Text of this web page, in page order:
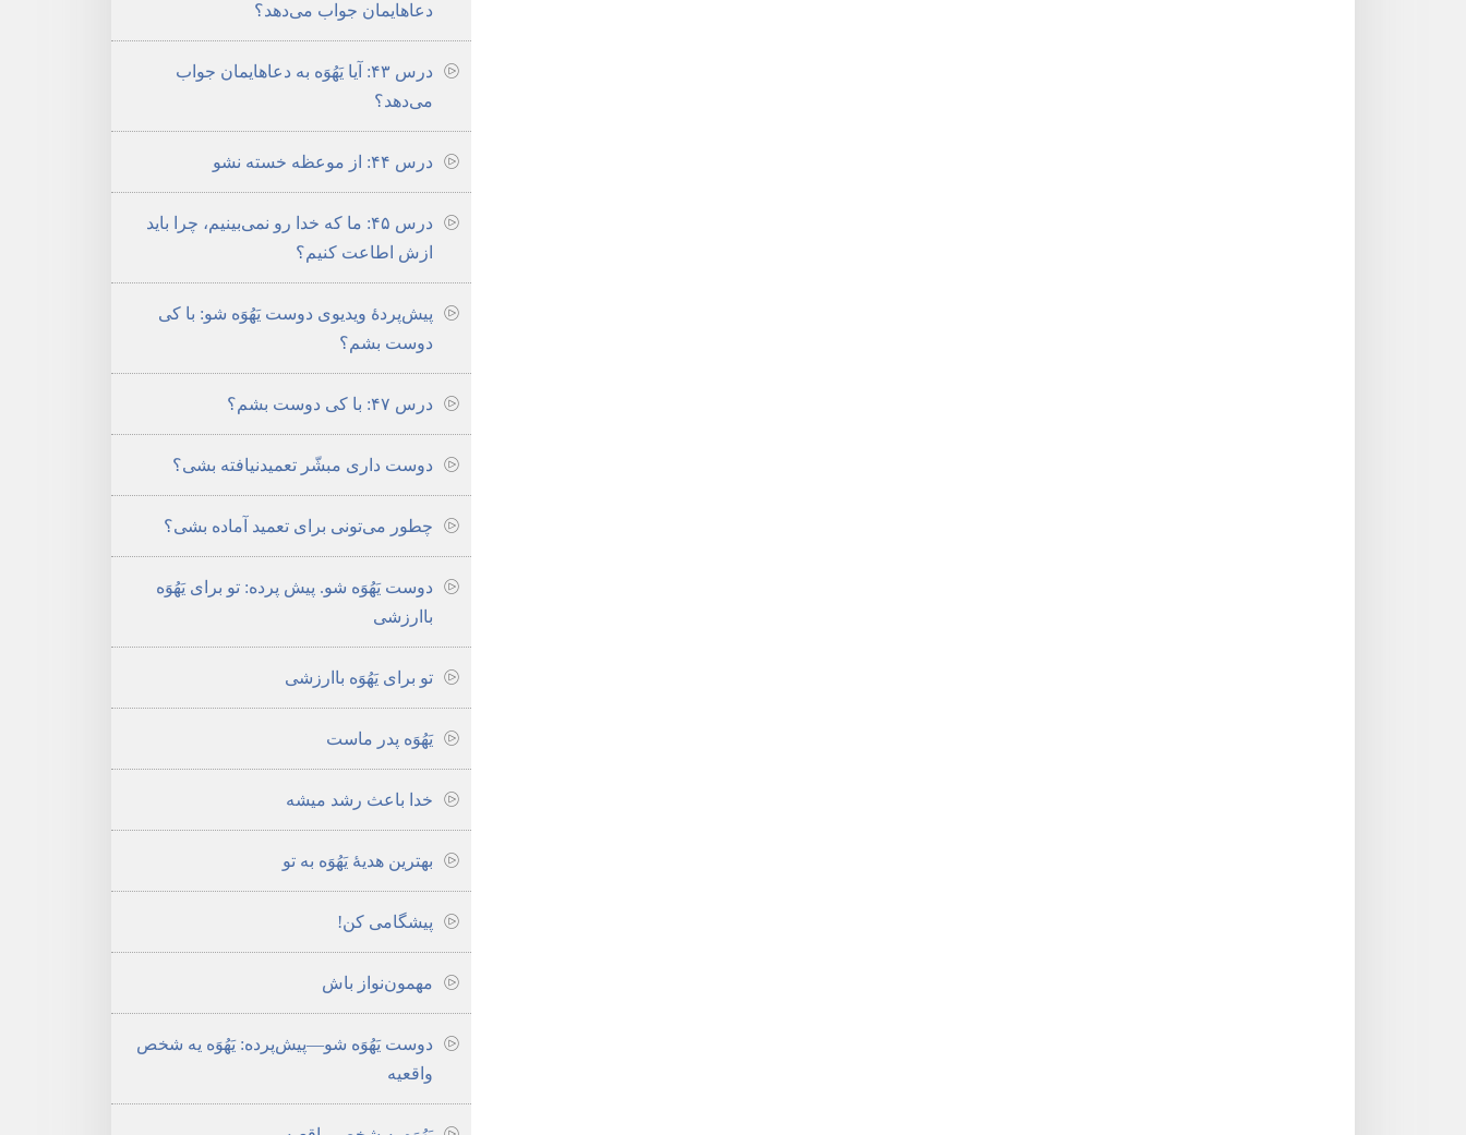
دعاهایمان جواب می‌دهد؟‏
درس ۴۳:‏ آیا یَهُوَه به دعاهایمان جواب
می‌دهد؟‏
درس ۴۴:‏ از موعظه خسته نشو
درس ۴۵:‏ ما که خدا رو نمی‌بینیم،‏ چرا باید
ازش اطاعت کنیم؟‏
پیش‌پردهٔ ویدیوی دوست یَهُوَه شو:‏ با کی
دوست بشم؟‏
درس ۴۷:‏ با کی دوست بشم؟‏
دوست داری مبشّر تعمیدنیافته بشی؟‏
چطور می‌تونی برای تعمید آماده بشی؟‏
دوست یَهُوَه شو.‏ پیش پرده:‏ تو برای یَهُوَه
باارزشی
تو برای یَهُوَه باارزشی
یَهُوَه پدر ماست
خدا باعث رشد میشه
بهترین هدیهٔ یَهُوَه به تو
پیشگامی کن!‏
مهمون‌نواز باش
دوست یَهُوَه شو—‏پیش‌پرده:‏ یَهُوَه یه شخص
واقعیه